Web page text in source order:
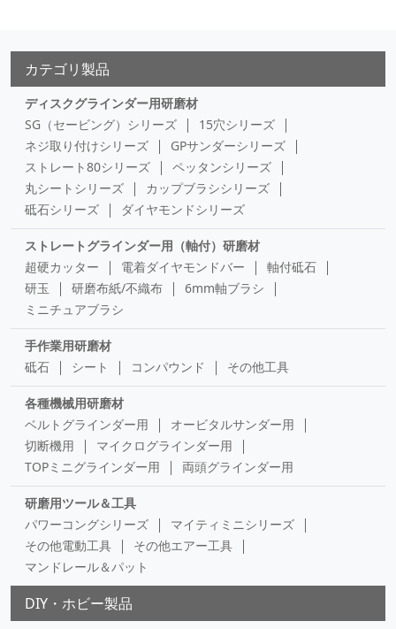
カテゴリ製品
ディスクグラインダー用研磨材
SG（セービング）シリーズ
15穴シリーズ
ネジ取り付けシリーズ
GPサンダーシリーズ
ストレート80シリーズ
ペッタンシリーズ
丸シートシリーズ
カップブラシシリーズ
砥石シリーズ
ダイヤモンドシリーズ
ストレートグラインダー用（軸付）研磨材
超硬カッター
電着ダイヤモンドバー
軸付砥石
研玉
研磨布紙/不織布
6mm軸ブラシ
ミニチュアブラシ
手作業用研磨材
砥石
シート コンパウンド その他工具
各種機械用研磨材
ベルトグラインダー用
オービタルサンダー用
切断機用
マイクログラインダー用
TOPミニグラインダー用
両頭グラインダー用
研磨用ツール＆工具
パワーコングシリーズ
マイティミニシリーズ
その他電動工具
その他エアー工具
マンドレール＆パット
DIY・ホビー製品